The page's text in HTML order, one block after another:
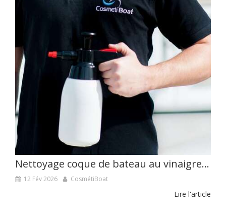
Nettoyage coque de bateau au vinaigre blanc : la méthode pas à pas
12 Fév 2026 CosmétiBoat
Lire l'article